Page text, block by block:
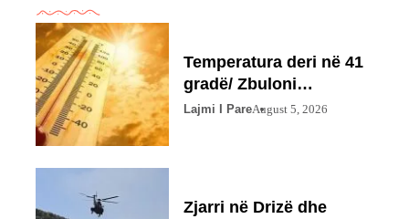
Temperatura deri në 41
gradë/ Zbuloni
parashikimin
Lajmi I PareAugust 5, 2026
Zjarri në Drizë dhe